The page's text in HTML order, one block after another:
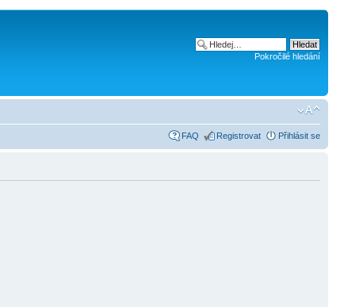
Pokročilé hledání
FAQ Registrovat Přihlásit se